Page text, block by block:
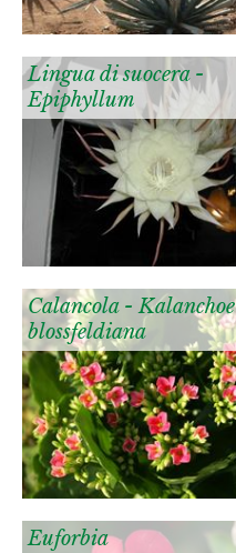
Lingua di suocera -
Epiphyllum
Calancola - Kalanchoe
blossfeldiana
Euforbia